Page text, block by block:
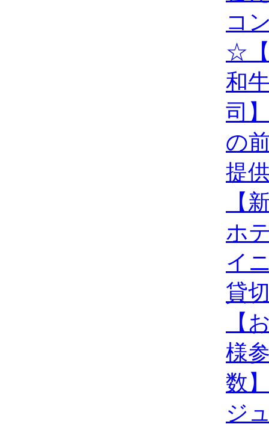
コ
☆
和
司
の
提
【
ホ
イ
貸
【
様
数
ジ